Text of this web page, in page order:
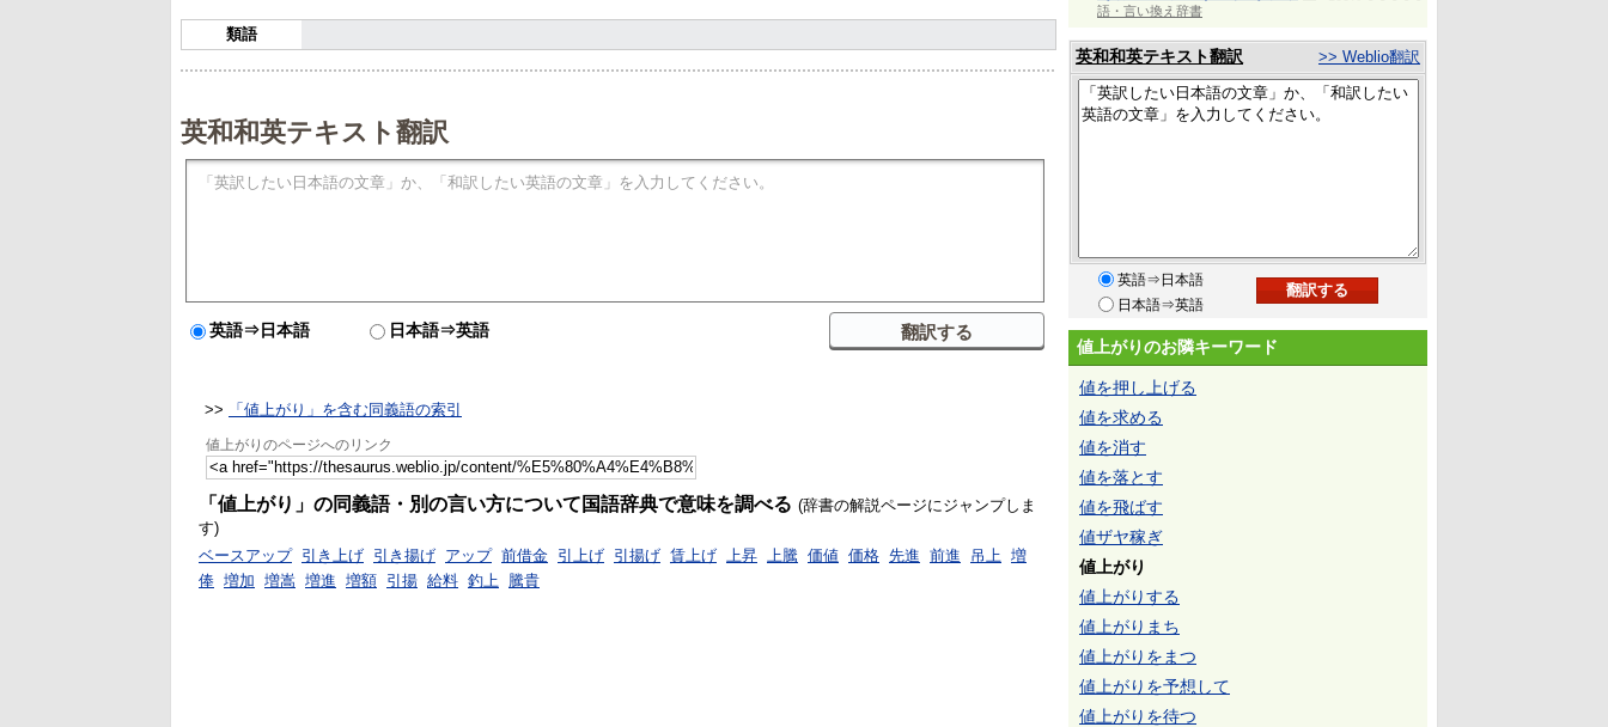
類語
英和和英テキスト翻訳
英語⇒日本語 日本語⇒英語
>> 「値上がり」を含む同義語の索引
値上がりのページへのリンク
「値上がり」の同義語・別の言い方について国語辞典で意味を調べる (辞書の解説ページにジャンプしま
す)
ベースアップ 引き上げ 引き揚げ アップ 前借金 引上げ 引揚げ 賃上げ 上昇 上騰 価値 価格 先進 前進 吊上 増
俸 増加 増嵩 増進 増額 引揚 給料 釣上 騰貴
語・言い換え辞書
英和和英テキスト翻訳 >> Weblio翻訳
英語⇒日本語
日本語⇒英語
値上がりのお隣キーワード
値を押し上げる
値を求める
値を消す
値を落とす
値を飛ばす
値ザヤ稼ぎ
値上がり
値上がりする
値上がりまち
値上がりをまつ
値上がりを予想して
値上がりを待つ